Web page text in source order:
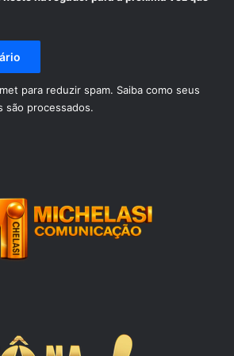
para reduzir spam. Saiba como seus
são processados.